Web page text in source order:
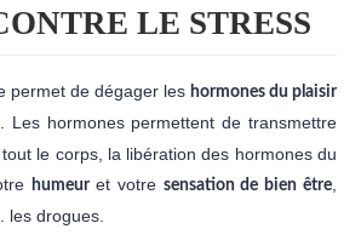
LE STRESS
permet de dégager les hormones du plaisir
. Les hormones permettent de transmettre
le corps, la libération des hormones du
humeuret votre sensation de bien être
drogues.